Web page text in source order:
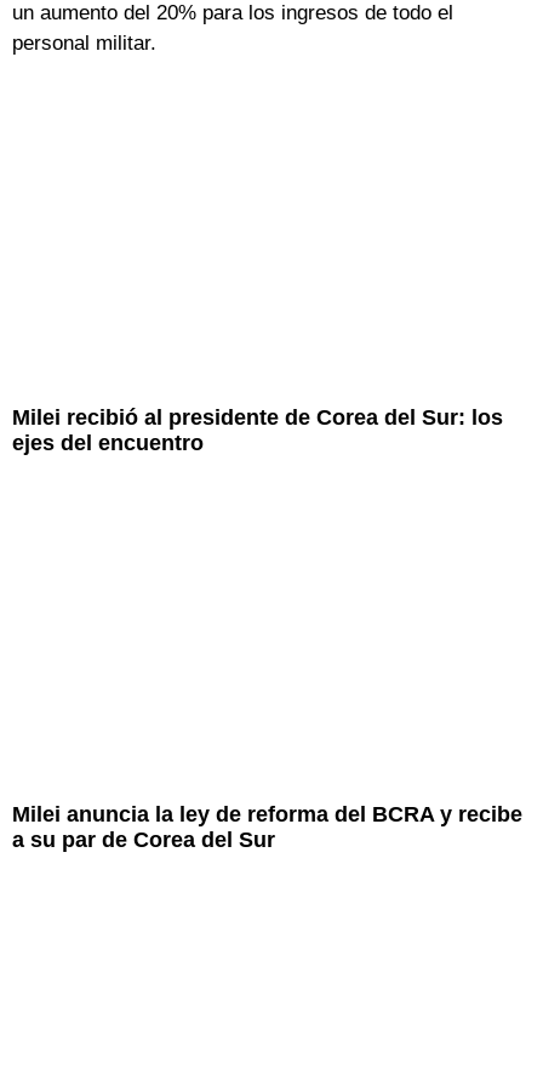
un aumento del 20% para los ingresos de todo el
personal militar.
Milei recibió al presidente de Corea del Sur: los
ejes del encuentro
Milei anuncia la ley de reforma del BCRA y recibe
a su par de Corea del Sur